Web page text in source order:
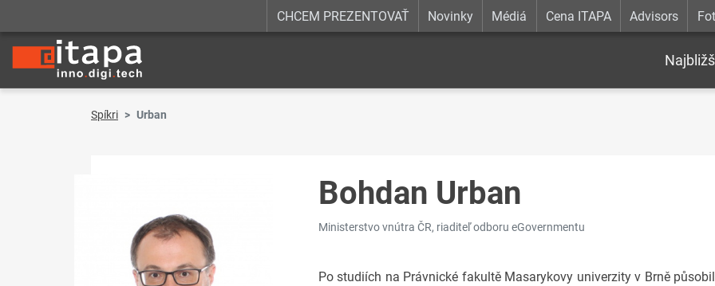
CHCEM PREZENTOVAŤ Novinky Médiá Cena ITAPA Advisors
Spíkri Urban
Bohdan Urban
Ministerstvo vnútra ČR, riaditeľ odboru eGovernmentu
Po studiích na Právnické fakultě Masarykovy univerzity v Brně